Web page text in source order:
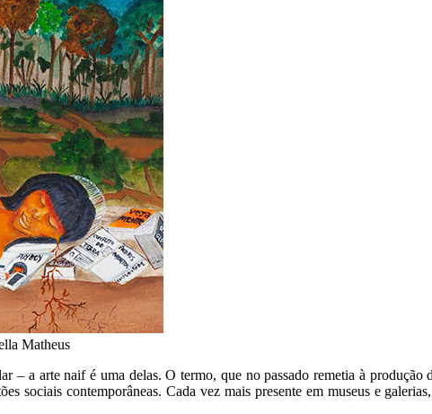
Matheus
– a arte naif é uma delas. O termo, que no passado remetia à produção
sociais contemporâneas. Cada vez mais presente em museus e